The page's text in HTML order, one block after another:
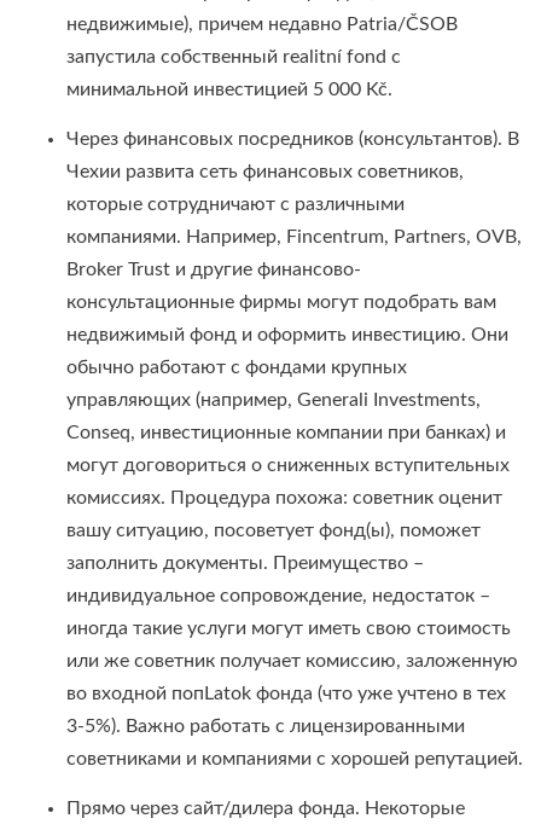
недвижимые), причем недавно Patria/ČSOB
запустила собственный realitní fond с
минимальной инвестицией 5 000 Kč.
Через финансовых посредников (консультантов). В
Чехии развита сеть финансовых советников,
которые сотрудничают с различными
компаниями. Например, Fincentrum, Partners, OVB,
Broker Trust и другие финансово-
консультационные фирмы могут подобрать вам
недвижимый фонд и оформить инвестицию. Они
обычно работают с фондами крупных
управляющих (например, Generali Investments,
Conseq, инвестиционные компании при банках) и
могут договориться о сниженных вступительных
комиссиях. Процедура похожа: советник оценит
вашу ситуацию, посоветует фонд(ы), поможет
заполнить документы. Преимущество –
индивидуальное сопровождение, недостаток –
иногда такие услуги могут иметь свою стоимость
или же советник получает комиссию, заложенную
во входной попLatok фонда (что уже учтено в тех
3-5%). Важно работать с лицензированными
советниками и компаниями с хорошей репутацией.
Прямо через сайт/дилера фонда. Некоторые